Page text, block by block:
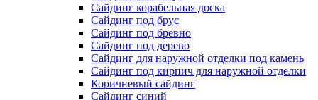
Сайдинг корабельная доска
Сайдинг под брус
Сайдинг под бревно
Сайдинг под дерево
Сайдинг для наружной отделки под камень
Сайдинг под кирпич для наружной отделки
Коричневый сайдинг
Сайдинг синий